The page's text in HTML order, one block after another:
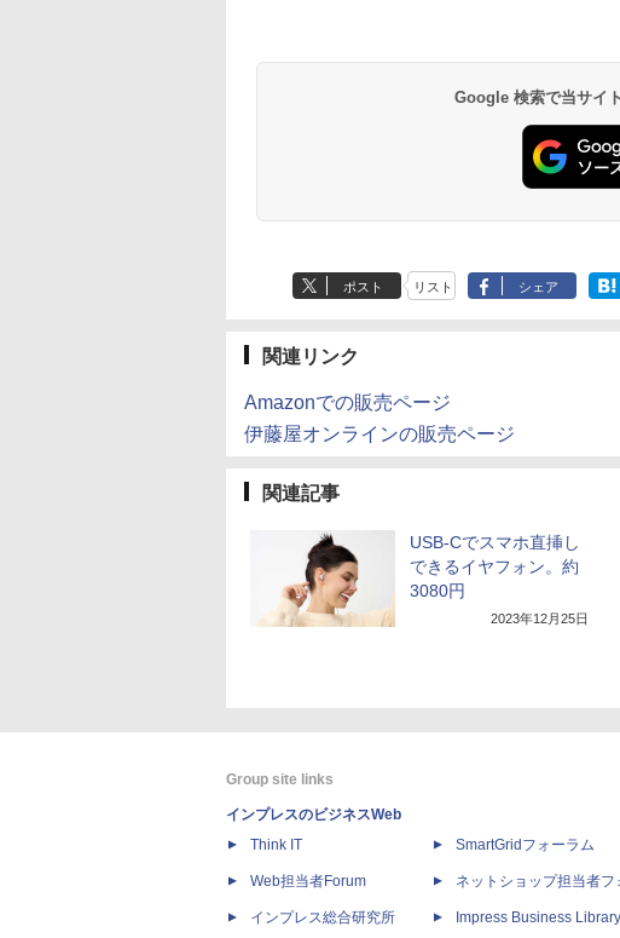
Google 検索で当サイ
ポスト リスト シェア
関連リンク
Amazonでの販売ページ
伊藤屋オンラインの販売ページ
関連記事
USB-Cでスマホ直挿し
できるイヤフォン。約
3080円
2023年12月25日
Group site links
インプレスのビジネスWeb
Think IT
Web担当者Forum
インプレス総合研究所
SmartGridフォーラム
ネットショップ担当者フ
Impress Business Library